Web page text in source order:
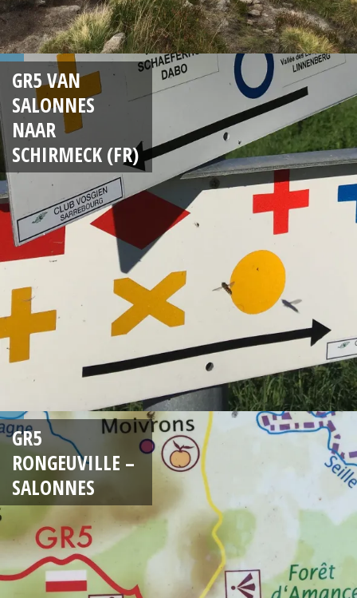
GR5 VAN
SALONNES
NAAR
SCHIRMECK (FR)
GR5
RONGEUVILLE –
SALONNES